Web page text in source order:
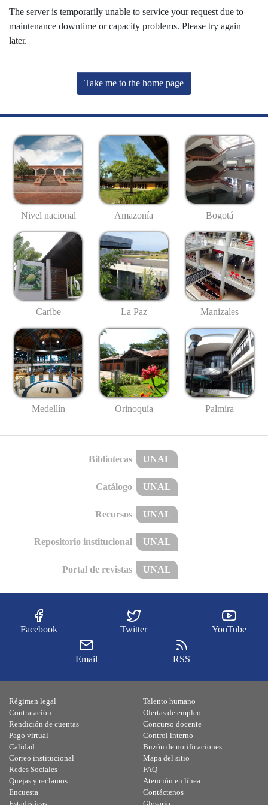
The server is temporarily unable to service your request due to
maintenance downtime or capacity problems. Please try again
later.
Take me to the home page
Nivel nacional Amazonía Bogotá
Caribe La Paz Manizales
Medellín Orinoquía Palmira
Bibliotecas UNAL
Catálogo UNAL
Recursos UNAL
Repositorio institucional UNAL
Portal de revistas UNAL
Facebook Twitter YouTube
Email RSS
Régimen legal
Contratación
Rendición de cuentas
Pago virtual
Calidad
Talento humano
Ofertas de empleo
Concurso docente
Control interno
Buzón de notificaciones
Correo institucional
Redes Sociales
Quejas y reclamos
Encuesta
Mapa del sitio
FAQ
Atención en línea
Contáctenos